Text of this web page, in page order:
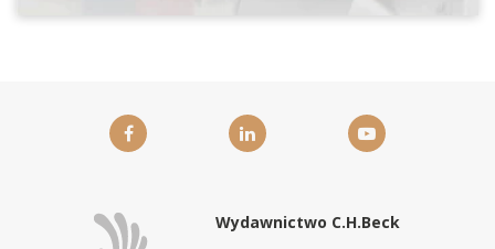
Wydawnictwo C.H.Beck